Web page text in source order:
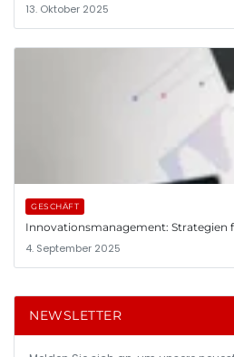
13. Oktober 2025
GESCHÄFT
Innovationsmanagement: Strategien
4. September 2025
NEWSLETTER